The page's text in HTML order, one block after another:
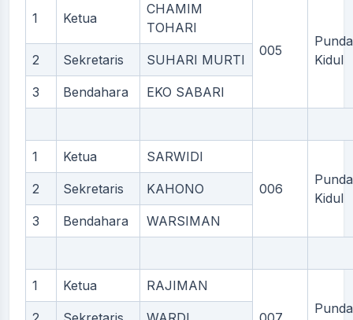
1 Ketua
CHAMIM
TOHARI
005
Kidul
2 Sekretaris SUHARI MURTI
3 Bendahara EKO SABARI
1 Ketua SARWIDI
006
Kidul
2 Sekretaris KAHONO
3 Bendahara WARSIMAN
1 Ketua RAJIMAN